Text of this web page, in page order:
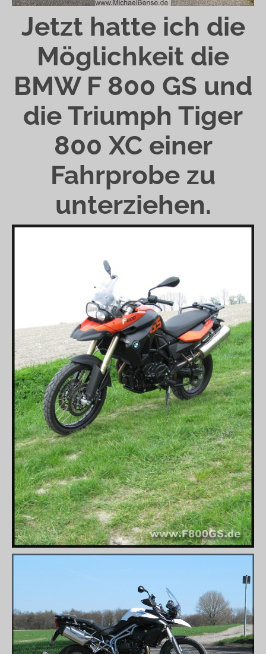
Jetzt hatte ich die
Möglichkeit die
BMW F 800 GS und
die Triumph Tiger
800 XC einer
Fahrprobe zu
unterziehen.